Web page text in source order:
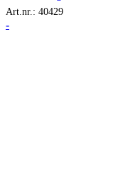
Art.nr.: 40429
-